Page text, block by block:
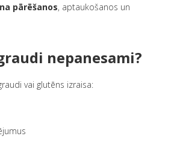
pārēšanos, aptaukošanos un
nepanesami?
vai glutēns izraisa: